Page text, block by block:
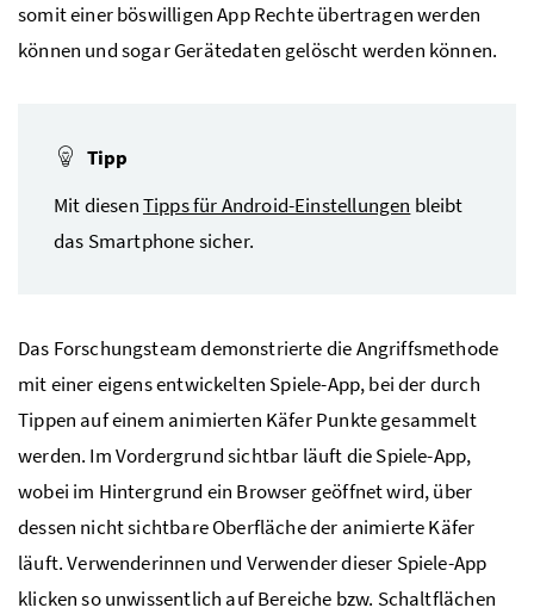
somit einer böswilligen App Rechte übertragen werden
können und sogar Gerätedaten gelöscht werden können.
Tipp
Mit diesenTipps für Android-Einstellungen bleibt
das Smartphone sicher.
Das Forschungsteam demonstrierte die Angriffsmethode
mit einer eigens entwickelten Spiele-App, bei der durch
Tippen auf einem animierten Käfer Punkte gesammelt
werden. Im Vordergrund sichtbar läuft die Spiele-App,
wobei im Hintergrund ein Browser geöffnet wird, über
dessen nicht sichtbare Oberfläche der animierte Käfer
läuft. Verwenderinnen und Verwender dieser Spiele-App
klicken so unwissentlich auf Bereiche bzw. Schaltflächen